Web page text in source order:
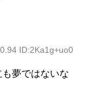
ID:2Ka1g+uo0
夢ではないな